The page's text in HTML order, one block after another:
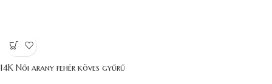
14K Női arany fehér köves gyűrű